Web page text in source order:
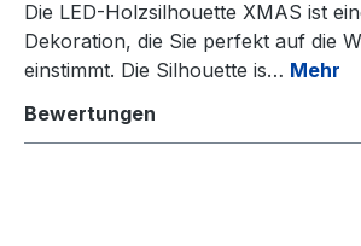
Die LED-Holzsilhouette XMAS ist
Dekoration, die Sie perfekt auf die
einstimmt. Die Silhouette is… Mehr
Bewertungen